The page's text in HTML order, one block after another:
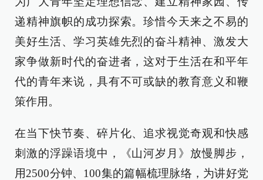
递精神旗帜的成功探索。珍惜今天来之不易的
美好生活、学习英雄先烈的奋斗精神、激发大
家争做新时代的奋进者，这对于生活在和平年
代的青年来说，具有不可或缺的教育意义和鞭
策作用。
在当下快节奏、碎片化、追求视觉奇观和快感
刺激的浮躁语境中，《山河岁月》放慢脚步，
用2500分钟、100集的篇幅梳理脉络，为讲好党